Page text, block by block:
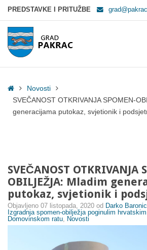
SVEČANOST OTKRIVANJA SPOMEN-
PREDSTAVKE I PRITUŽBE
HomeNovosti
SVEČANOST OTKRIVANJA SPOMEN-
generacijama putokaz, svjetionik i
SVEČANOST OTKRIVANJA
OBILJEŽJA: Mladim
putokaz, svjetionik i
Objavljeno 07 listopada, 2020 od Darko
Izgradnja spomen-obilježja poginulim
Domovinskom ratu, Novosti